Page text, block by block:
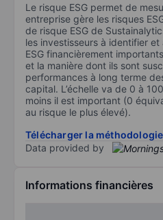
Le risque ESG permet de
entreprise gère les risques
de risque ESG de
les investisseurs à identifier
ESG financièrement
et la manière dont ils sont
performances à long terme
capital. L’échelle va de 0 à
moins il est important (0
au risque le plus élevé).
Télécharger la
Data provided by
Informations financières